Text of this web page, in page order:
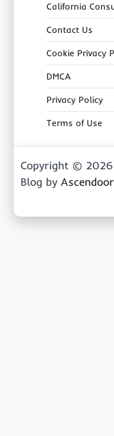
California
Contact Us
Cookie Privacy
DMCA
Privacy Policy
Terms of Use
Copyright © 2026
Blog by Ascendoor